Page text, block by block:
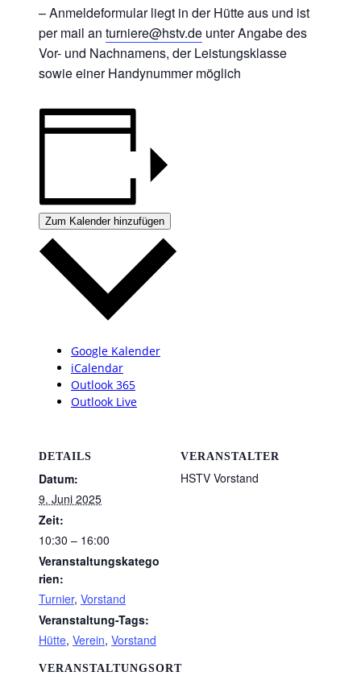
– Anmeldeformular liegt in der Hütte aus und ist
per mail an turniere@hstv.de unter Angabe des
Vor- und Nachnamens, der Leistungsklasse
sowie einer Handynummer möglich
Zum Kalender hinzufügen
Google Kalender
iCalendar
Outlook 365
Outlook Live
DETAILS
Datum:
9. Juni 2025
Zeit:
10:30 – 16:00
Veranstaltungskatego
rien:
Turnier, Vorstand
Veranstaltung-Tags:
Hütte, Verein, Vorstand
VERANSTALTUNGSORT
VERANSTALTER
HSTV Vorstand